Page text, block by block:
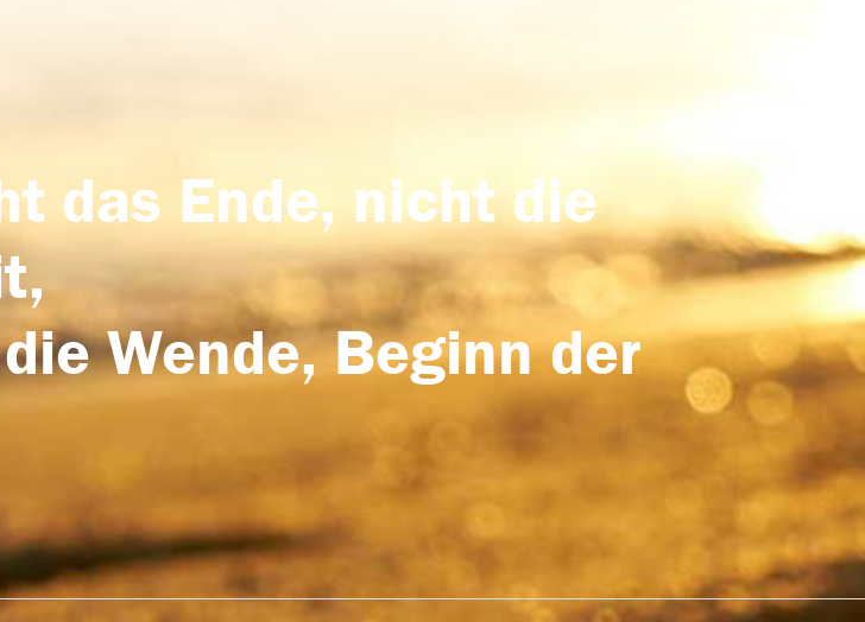
das Ende, nicht die
Wende, Beginn der